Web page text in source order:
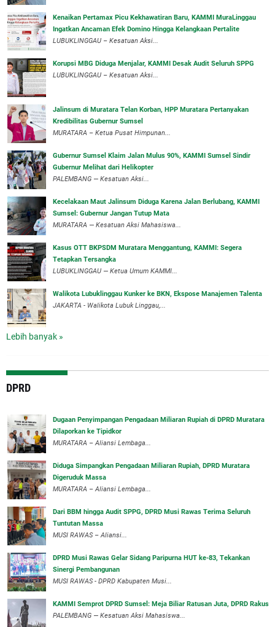
‎Kenaikan Pertamax Picu Kekhawatiran Baru, KAMMI MuraLinggau
Ingatkan Ancaman Efek Domino Hingga Kelangkaan Pertalite
‎LUBUKLINGGAU – Kesatuan Aksi...
Korupsi MBG Diduga Menjalar, KAMMI Desak Audit Seluruh SPPG
‎LUBUKLINGGAU – Kesatuan Aksi...
‎Jalinsum di Muratara Telan Korban, HPP Muratara Pertanyakan
Kredibilitas Gubernur Sumsel
MURATARA – Ketua Pusat Himpunan...
‎Gubernur Sumsel Klaim Jalan Mulus 90%, KAMMI Sumsel Sindir
Gubernur Melihat dari Helikopter
‎PALEMBANG — Kesatuan Aksi...
‎Kecelakaan Maut Jalinsum Diduga Karena Jalan Berlubang, KAMMI
Sumsel: Gubernur Jangan Tutup Mata
‎MURATARA — Kesatuan Aksi Mahasiswa...
‎Kasus OTT BKPSDM Muratara Menggantung, KAMMI: Segera
Tetapkan Tersangka
‎LUBUKLINGGAU — Ketua Umum KAMMI...
Walikota Lubuklinggau Kunker ke BKN, Ekspose Manajemen Talenta
JAKARTA - Walikota Lubuk Linggau,...
Lebih banyak »
DPRD
‎Dugaan Penyimpangan Pengadaan Miliaran Rupiah di DPRD Muratara
Dilaporkan ke Tipidkor
‎MURATARA – Aliansi Lembaga...
Diduga Simpangkan Pengadaan Miliaran Rupiah, DPRD Muratara
Digeruduk Massa
‎MURATARA – Aliansi Lembaga...
Dari BBM hingga Audit SPPG, DPRD Musi Rawas Terima Seluruh
Tuntutan Massa
MUSI RAWAS – Aliansi...
DPRD Musi Rawas Gelar Sidang Paripurna HUT ke-83, Tekankan
Sinergi Pembangunan
MUSI RAWAS - DPRD Kabupaten Musi...
KAMMI Semprot DPRD Sumsel: Meja Biliar Ratusan Juta, DPRD Rakus
PALEMBANG — Kesatuan Aksi Mahasiswa...